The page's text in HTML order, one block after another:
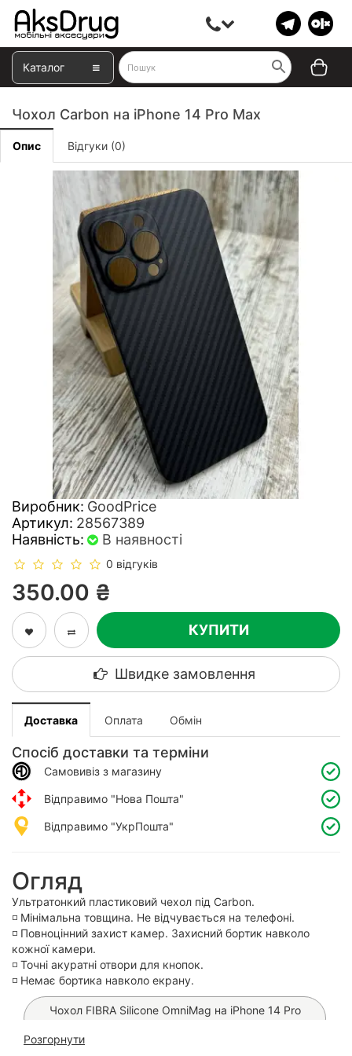
Каталог
Чохол Carbon на iPhone 14 Pro Max
Опис Відгуки (0)
Виробник: GoodPrice
Артикул: 28567389
Наявність:
В наявності
0 відгуків
350.00 ₴
КУПИТИ
Швидке замовлення
Доставка Оплата Обмін
Спосіб доставки та терміни
Самовивіз з магазину
Відправимо "Нова Пошта"
Відправимо "УкрПошта"
Огляд
Ультратонкий пластиковий чехол під Carbon.
◽️ Мінімальна товщина. Не відчувається на телефоні.
◽️ Повноцінний захист камер. Захисний бортик навколо
кожної камери.
◽️ Точні акуратні отвори для кнопок.
◽️ Немає бортика навколо екрану.
Чохол FIBRA Silicone OmniMag на iPhone 14 Pro
Розгорнути